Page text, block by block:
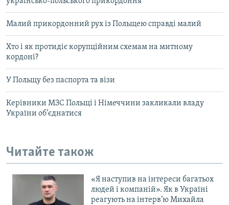
Малий прикордонний рух із Польщею справді малий
Хто і як протидіє корупційним схемам на митному
кордоні?
У Польщу без паспорта та візи
Керівники МЗС Польщі і Німеччини закликали владу
України об’єднатися
Читайте також
«Я наступив на інтереси багатьох
людей і компаній». Як в Україні
реагують на інтерв’ю Михайла